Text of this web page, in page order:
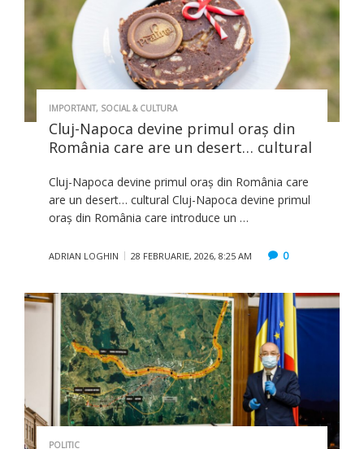
IMPORTANT, SOCIAL & CULTURA
Cluj-Napoca devine primul oraș din
România care are un desert… cultural
Cluj-Napoca devine primul oraș din România care
are un desert… cultural Cluj-Napoca devine primul
oraș din România care introduce un …
ADRIAN LOGHIN 28 FEBRUARIE, 2026, 8:25 AM 0
POLITIC